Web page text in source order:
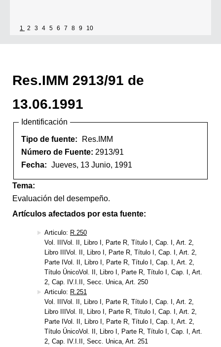
1 2 3 4 5 6 7 8 9 10
Res.IMM 2913/91 de
13.06.1991
Identificación
Tipo de fuente:
Res.IMM
Número de Fuente: 2913/91
Fecha: Jueves, 13 Junio, 1991
Tema:
Evaluación del desempeño.
Artículos afectados por esta fuente:
Articulo: R.250
Vol. IIIVol. II, Libro I, Parte R, Título I, Cap. I, Art. 2,
Libro IIIVol. II, Libro I, Parte R, Título I, Cap. I, Art. 2,
Parte IVol. II, Libro I, Parte R, Título I, Cap. I, Art. 2,
Título ÚnicoVol. II, Libro I, Parte R, Título I, Cap. I, Art.
2, Cap. IV.I.II, Secc. Unica, Art. 250
Articulo: R.251
Vol. IIIVol. II, Libro I, Parte R, Título I, Cap. I, Art. 2,
Libro IIIVol. II, Libro I, Parte R, Título I, Cap. I, Art. 2,
Parte IVol. II, Libro I, Parte R, Título I, Cap. I, Art. 2,
Título ÚnicoVol. II, Libro I, Parte R, Título I, Cap. I, Art.
2, Cap. IV.I.II, Secc. Unica, Art. 251